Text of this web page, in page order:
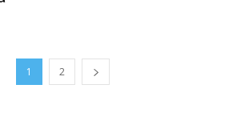
1 2